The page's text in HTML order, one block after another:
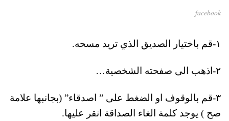
facebook
١-قم باختيار الصديق الذي تريد مسحه.
٢-اذهب الى صفحته الشخصية…
٣-قم بالوقوف او الضغط على ” اصدقاء” (بجانبها علامة
صح ) يوجد كلمة الغاء الصداقة انقر عليها.